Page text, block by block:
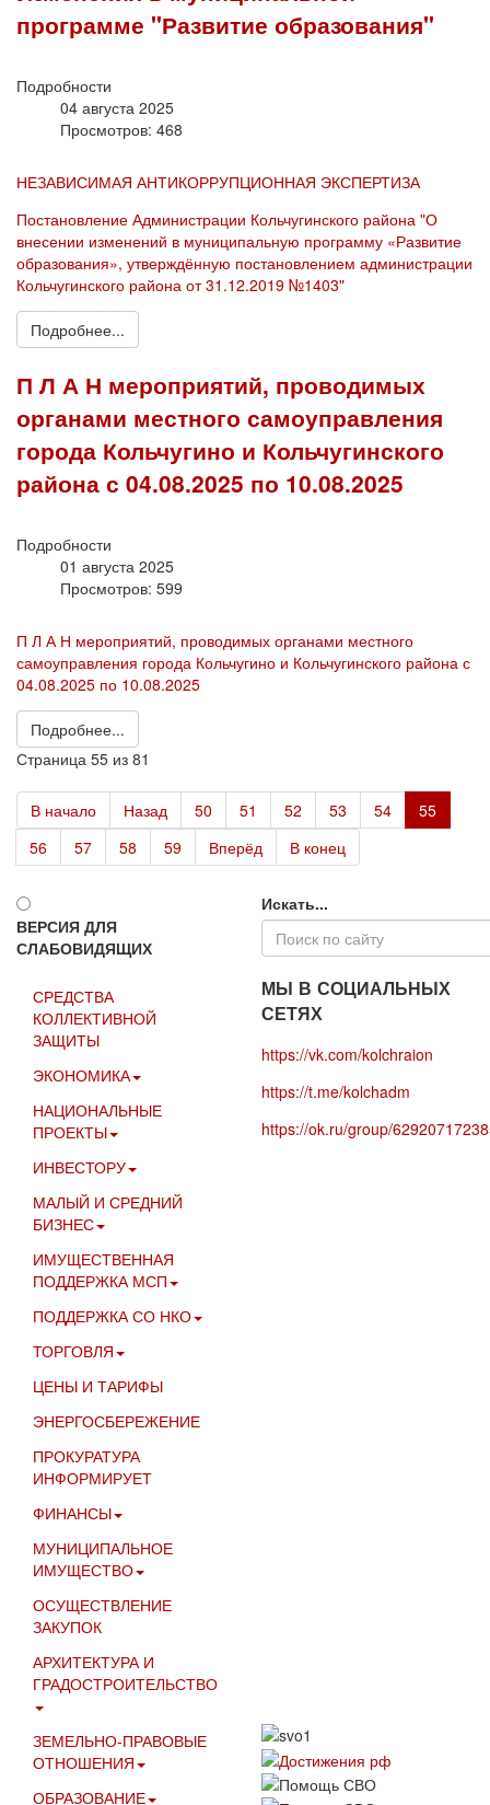
программе "Развитие образования"
Подробности
04 августа 2025
Просмотров: 468
НЕЗАВИСИМАЯ АНТИКОРРУПЦИОННАЯ ЭКСПЕРТИЗА
Постановление Администрации Кольчугинского района "О
внесении изменений в муниципальную программу «Развитие
образования», утверждённую постановлением администрации
Кольчугинского района от 31.12.2019 №1403"
Подробнее...
П Л А Н мероприятий, проводимых
органами местного самоуправления
города Кольчугино и Кольчугинского
района с 04.08.2025 по 10.08.2025
Подробности
01 августа 2025
Просмотров: 599
П Л А Н мероприятий, проводимых органами местного
самоуправления города Кольчугино и Кольчугинского района с
04.08.2025 по 10.08.2025
Подробнее...
Страница 55 из 81
В начало Назад 50 51 52 53 54
55
56
57 58 59 Вперёд В конец
ВЕРСИЯ ДЛЯ
СЛАБОВИДЯЩИХ
СРЕДСТВА
КОЛЛЕКТИВНОЙ
ЗАЩИТЫ
ЭКОНОМИКА
НАЦИОНАЛЬНЫЕ
ПРОЕКТЫ
ИНВЕСТОРУ
МАЛЫЙ И СРЕДНИЙ
БИЗНЕС
ИМУЩЕСТВЕННАЯ
ПОДДЕРЖКА МСП
ПОДДЕРЖКА СО НКО
ТОРГОВЛЯ
ЦЕНЫ И ТАРИФЫ
ЭНЕРГОСБЕРЕЖЕНИЕ
ПРОКУРАТУРА
ИНФОРМИРУЕТ
ФИНАНСЫ
МУНИЦИПАЛЬНОЕ
ИМУЩЕСТВО
ОСУЩЕСТВЛЕНИЕ
ЗАКУПОК
АРХИТЕКТУРА И
ГРАДОСТРОИТЕЛЬСТВО
ЗЕМЕЛЬНО-ПРАВОВЫЕ
ОТНОШЕНИЯ
ОБРАЗОВАНИЕ
Искать...
МЫ В СОЦИАЛЬНЫХ
СЕТЯХ
https://vk.com/kolchraion
https://t.me/kolchadm
https://ok.ru/group/